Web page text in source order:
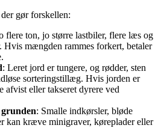
gør forskellen:
flere ton, jo større lastbiler, flere læs og
Hvis mængden rammes forkert, betaler
: Leret jord er tungere, og rødder, sten
sorteringstillæg. Hvis jorden er
afvist eller takseret dyrere ved
: Smalle indkørsler, bløde
kan kræve minigraver, køreplader eller